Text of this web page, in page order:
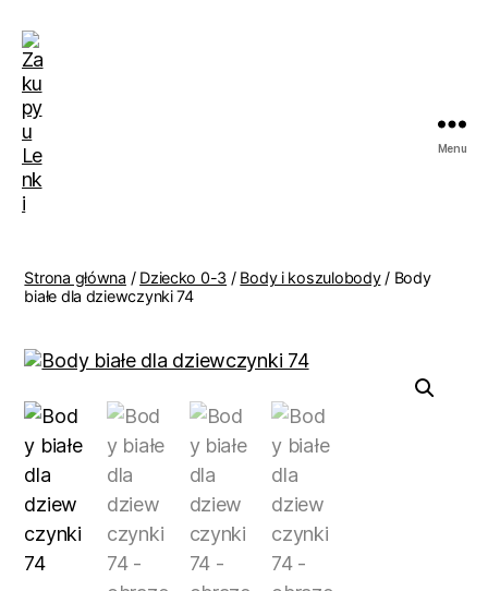
Lenki
Menu
Strona główna / Dziecko 0-3 / Body i koszulobody/ Body
białe dla dziewczynki 74